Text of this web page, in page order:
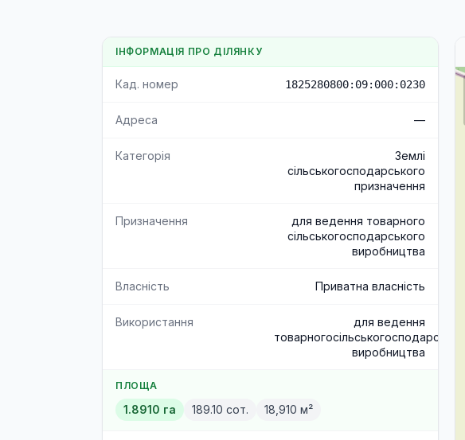
ІНФОРМАЦІЯ ПРО ДІЛЯНКУ
Кад. номер 1825280800:09:000:0230
Адреса —
Категорія
Землі
сільськогосподарського
призначення
Призначення
для ведення товарного
сільськогосподарського
виробництва
Власність Приватна власність
Використання
для ведення
товарногосільськогосподарського
виробництва
ПЛОЩА
1.8910 га 189.10 сот. 18,910 м²